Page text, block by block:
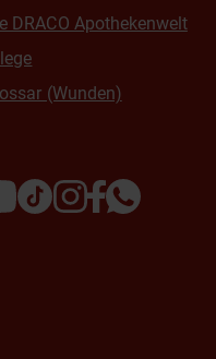
DRACO Apothekenwelt
(Wunden)